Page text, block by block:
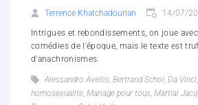
Terrence Khatchadourian 14/07/
Intrigues et rebondissements, on joue
comédies de l'époque, mais le texte est
d'anachronismes.
Alessandro Avellis, Bertrand Schol, Da Vinci,
homosexualite, Mariage pour tous, Martial